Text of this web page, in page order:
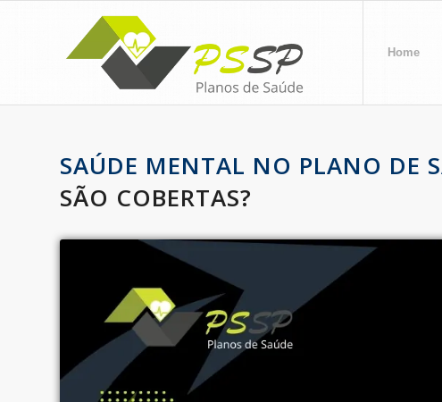
Home
SAÚDE MENTAL NO PLANO DE
SÃO COBERTAS?